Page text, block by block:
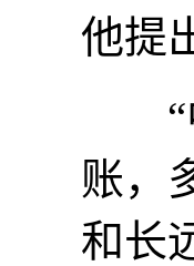
他提
“中
账，
和长